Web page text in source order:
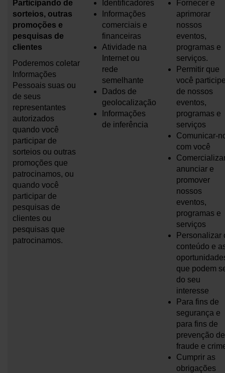
Participando de
sorteios, outras
promoções e
pesquisas de
clientes
Poderemos coletar
Informações
Pessoais suas ou
de seus
representantes
autorizados
quando você
participar de
sorteios ou outras
promoções que
patrocinamos, ou
quando você
participar de
pesquisas de
clientes ou
pesquisas que
patrocinamos.
Identificadores
Informações
comerciais e
financeiras
Atividade na
Internet ou
rede
semelhante
Dados de
geolocalização
Informações
de inferência
Fornecer e
aprimorar
nossos
eventos,
programas e
serviços.
Permitir que
você
de nossos
eventos,
programas e
serviços
Comunicar-
com você
anunciar e
promover
nossos
eventos,
programas e
serviços
Personalizar
conteúdo e
que podem
do seu
interesse
Para fins de
segurança e
para fins de
prevenção de
fraude e
Cumprir as
obrigações